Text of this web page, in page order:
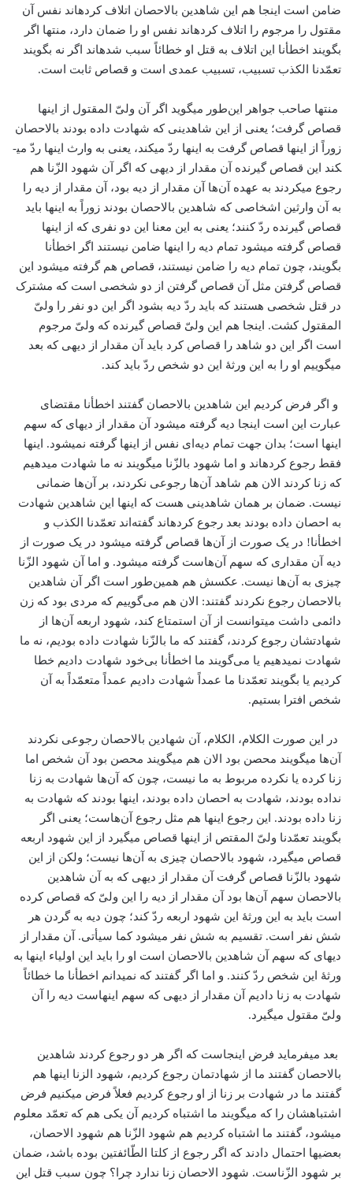
ضامن است اینجا هم این شاهدین بالاحصان اتلاف کرده­اند نفس آن
مقتول را مرجوم را اتلاف کرده­اند نفس او را ضمان دارد، منتها اگر
بگویند اخطأنا این اتلاف به قتل او خطائاً سبب شده­اند اگر نه بگویند
تعمّدنا الکذب تسبیب، تسبیب عمدی است و قصاص ثابت است.
منتها صاحب جواهر این‌طور می­گوید اگر آن ولیّ المقتول از اینها
قصاص گرفت؛ یعنی از این شاهدینی که شهادت داده بودند بالاحصان
زوراً از اینها قصاص گرفت به اینها ردّ می­کند، یعنی به وارث اینها ردّ می­
کند این قصاص گیرنده آن مقدار از دیه­ی که اگر آن شهود الزّنا هم
رجوع می­کردند به عهده آن‌ها آن مقدار از دیه بود، آن مقدار از دیه را
به آن وارثین اشخاصی که شاهدین بالاحصان بودند زوراً به اینها باید
قصاص گیرنده ردّ کنند؛ یعنی به این معنا این دو نفری که از اینها
قصاص گرفته می­شود تمام دیه را اینها ضامن نیستند اگر اخطأنا
بگویند، چون تمام دیه را ضامن نیستند، قصاص هم گرفته می­شود این
قصاص گرفتن مثل آن قصاص گرفتن از دو شخصی است که مشترک
در قتل شخصی هستند که باید ردّ دیه بشود اگر این دو نفر را ولیّ
المقتول کشت. اینجا هم این ولیّ قصاص گیرنده که ولیّ مرجوم
است اگر این دو شاهد را قصاص کرد باید آن مقدار از دیه­ی که بعد
می­گوییم او را به این ورثۀ این دو شخص ردّ باید کند.
و اگر فرض كردیم این شاهدین بالاحصان گفتند اخطأنا مقتضای
عبارت این است اینجا دیه گرفته می­شود آن مقدار از دیه­ای که سهم
اینها است؛ بدان جهت تمام دیه‌ای نفس از اینها گرفته نمی­شود. اینها
فقط رجوع کرده­اند و اما شهود بالزّنا می­گویند نه ما شهادت می­دهیم
که زنا کردند الان هم شاهد آن‌ها رجوعی نکردند، بر آن‌ها ضمانی
نیست. ضمان بر همان شاهدینی هست که اینها این شاهدین شهادت
به احصان داده بودند بعد رجوع کرده­اند گفته‌اند تعمّدنا الکذب و
اخطأنا! در یک صورت از آن‌ها قصاص گرفته می­شود در یک صورت از
دیه آن مقداری که سهم آن‌هاست گرفته می­شود. و اما آن شهود الزّنا
چیزی به آن‌ها نیست. عکسش هم همین‌طور است اگر آن شاهدین
بالاحصان رجوع نکردند گفتند: الان هم می‌گوییم که مردی بود که زن
دائمی داشت می­توانست از آن استمتاع کند، شهود اربعه آن‌ها از
شهادتشان رجوع کردند، گفتند که ما بالزّنا شهادت داده بودیم، نه ما
شهادت نمی­دهیم یا می‌گویند ما اخطأنا بی‌خود شهادت دادیم خطا
کردیم یا بگویند تعمّدنا ما عمداً شهادت دادیم عمداً متعمّداً به آن
شخص افترا بستیم.
در این صورت الکلام، الکلام، آن شهادین بالاحصان رجوعی نکردند
آن‌ها می­گویند محصن بود الان هم می­گویند محصن بود آن شخص اما
زنا کرده یا نکرده مربوط به ما نیست، چون که آن‌ها شهادت به زنا
نداده بودند، شهادت به احصان داده بودند، اینها بودند که شهادت به
زنا داده بودند. این رجوع اینها هم مثل رجوع آن‌هاست؛ یعنی اگر
بگویند تعمّدنا ولیّ المقتص از اینها قصاص می­گیرد از این شهود اربعه
قصاص می­گیرد، شهود بالاحصان چیزی به آن‌ها نیست؛ ولکن از این
شهود بالزّنا قصاص گرفت آن مقدار از دیه­ی که به آن شاهدین
بالاحصان سهم آن‌ها بود آن مقدار از دیه را این ولیّ که قصاص کرده
است باید به این ورثۀ این شهود اربعه ردّ کند؛ چون دیه به گردن هر
شش نفر است. تقسیم به شش نفر می­شود کما سیأتی. آن مقدار از
دیه­ای که سهم آن شاهدین بالاحصان است او را باید این اولیاء اینها به
ورثۀ این شخص ردّ کنند. و اما اگر گفتند که نمی­دانم اخطأنا ما خطائاً
شهادت به زنا دادیم آن مقدار از دیه­ی که سهم اینهاست دیه را آن
ولیّ مقتول می­گیرد.
بعد می­فرماید فرض اینجاست که اگر هر دو رجوع کردند شاهدین
بالاحصان گفتند ما از شهادتمان رجوع کردیم، شهود الزنا اینها هم
گفتند ما در شهادت بر زنا از او رجوع کردیم فعلاً فرض می­کنیم فرض
اشتباهشان را كه می­گویند ما اشتباه کردیم آن یکی هم که تعمّد معلوم
می­شود، گفتند ما اشتباه کردیم هم شهود الزّنا هم شهود الاحصان،
بعضی­ها احتمال دادند که اگر رجوع از کلتا الطّائفتین بوده باشد، ضمان
بر شهود الزّناست. شهود الاحصان زنا ندارد چرا؟ چون سبب قتل این